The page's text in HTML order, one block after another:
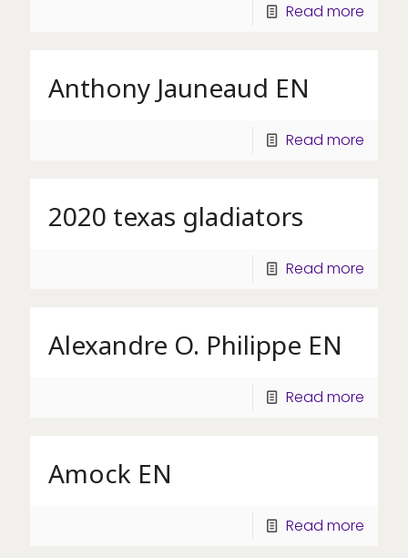
Read more
Anthony Jauneaud EN
Read more
2020 texas gladiators
Read more
Alexandre O. Philippe EN
Read more
Amock EN
Read more